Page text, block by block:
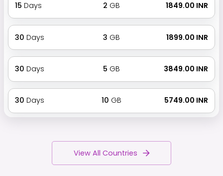
15 Days 2 GB ₹ 1849.00 INR
30 Days 3 GB ₹ 1899.00 INR
30 Days 5 GB ₹ 3849.00 INR
30 Days 10 GB ₹ 5749.00 INR
View All Countries